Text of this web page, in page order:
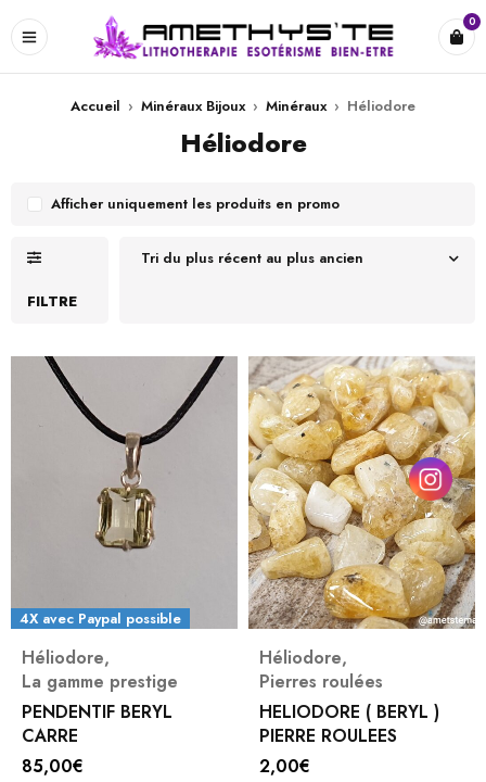
0
Accueil › Minéraux Bijoux › Minéraux › Héliodore
Héliodore
FILTRE
Tri du plus récent au plus ancien
Afficher uniquement les produits en promo
4X avec Paypal possible
Héliodore,
La gamme prestige
PENDENTIF BERYL
CARRE
85,00€
Héliodore,
Pierres roulées
HELIODORE ( BERYL )
PIERRE ROULEES
2,00€